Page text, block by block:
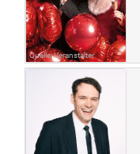
Quelle: Veranstalter